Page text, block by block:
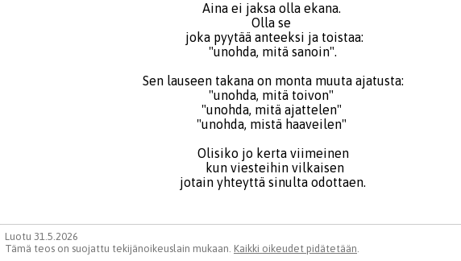
Aina ei jaksa olla ekana.
Olla se
joka pyytää anteeksi ja toistaa:
"unohda, mitä sanoin".
Sen lauseen takana on monta muuta ajatusta:
"unohda, mitä toivon"
"unohda, mitä ajattelen"
"unohda, mistä haaveilen"
Olisiko jo kerta viimeinen
kun viesteihin vilkaisen
jotain yhteyttä sinulta odottaen.
Luotu 31.5.2026
Tämä teos on suojattu tekijänoikeuslain mukaan. Kaikki oikeudet pidätetään